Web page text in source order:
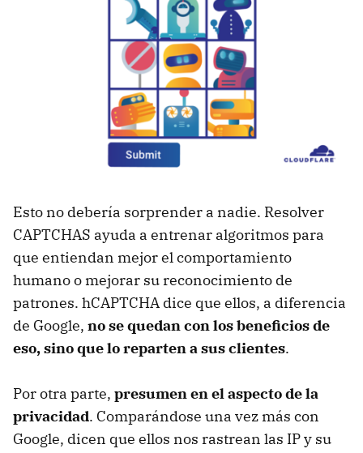
Esto no debería sorprender a nadie. Resolver
CAPTCHAS ayuda a entrenar algoritmos para
que entiendan mejor el comportamiento
humano o mejorar su reconocimiento de
patrones. hCAPTCHA dice que ellos, a diferencia
de Google, no se quedan con los beneficios de
eso, sino que lo reparten a sus clientes.
Por otra parte, presumen en el aspecto de la
privacidad. Comparándose una vez más con
Google, dicen que ellos nos rastrean las IP y su